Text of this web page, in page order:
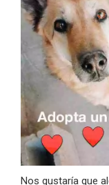
Nos gustaría que